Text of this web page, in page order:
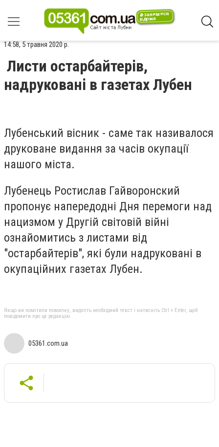
14:58, 5 травня 2020 р.
Листи остарбайтерів,
надруковані в газетах Лубен
Лубенський вісник - саме так називалося
друковане видання за часів окупації
нашого міста.
Лубенець Ростислав Гайворонский
пропонує напередодні Дня перемоги над
нацизмом у Другій світовій війні
ознайомитись з листами від
"остарбайтерів", які були надруковані в
окупаційних газетах Лубен.
Якщо ви помітили помилку, виділіть необхідний текст і натисніть Ctrl + Enter, щоб
повідомити про це редакцію
05361.com.ua